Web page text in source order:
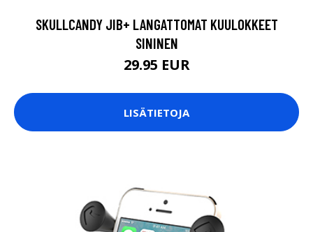
SKULLCANDY JIB+ LANGATTOMAT KUULOKKEET
SININEN
29.95 EUR
LISÄTIETOJA